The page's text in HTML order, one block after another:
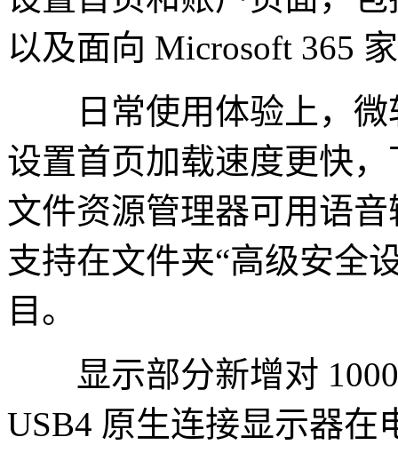
以及面向 Microsoft 365
日常使用体验上，微
设置首页加载速度更快
文件资源管理器可用语
支持在文件夹“高级安全
目。
显示部分新增对
USB4 原生连接显示器在